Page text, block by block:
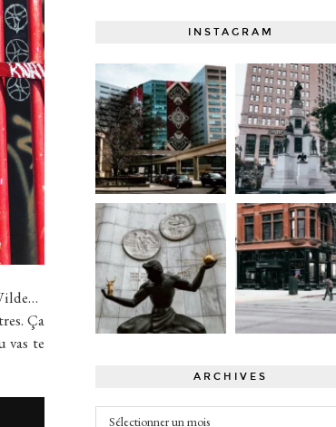
Ça
vas te
INSTAGRAM
ARCHIVES
Archives